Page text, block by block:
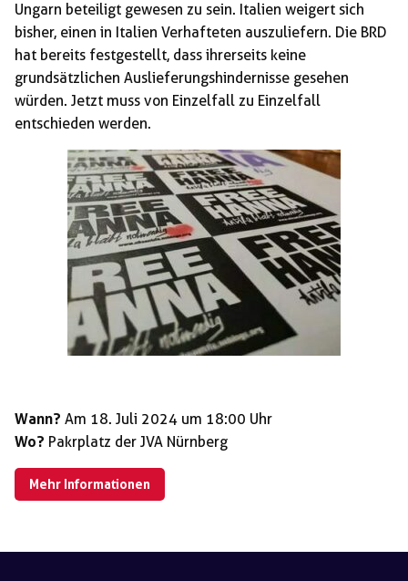
Ungarn beteiligt gewesen zu sein. Italien weigert sich
bisher, einen in Italien Verhafteten auszuliefern. Die BRD
hat bereits festgestellt, dass ihrerseits keine
grundsätzlichen Auslieferungshindernisse gesehen
würden. Jetzt muss von Einzelfall zu Einzelfall
entschieden werden.
Wann? Am 18. Juli 2024 um 18:00 Uhr
Wo? Pakrplatz der JVA Nürnberg
Mehr Informationen